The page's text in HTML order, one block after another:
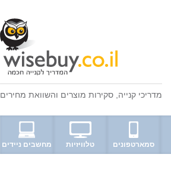
מדריכי קנייה סקירות מוצרים והשוואת מחירים
סמארטפונים טלוויזיות מחשבים ניידים